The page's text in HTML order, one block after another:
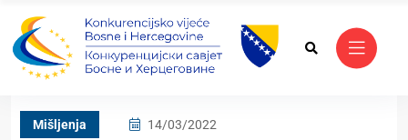
Mišljenja 14/03/2022